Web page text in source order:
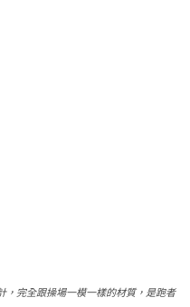
完全跟操場一模一樣的材質，是跑者